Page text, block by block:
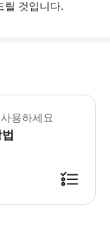
릴 것입니다.
아두세요 애완동물 동반
용하세요